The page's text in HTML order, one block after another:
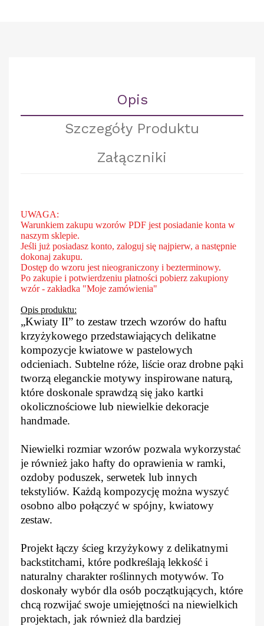
Opis
Szczegóły Produktu
Załączniki
UWAGA:
Warunkiem zakupu wzorów PDF jest posiadanie konta w
naszym sklepie.
Jeśli już posiadasz konto, zaloguj się najpierw, a następnie
dokonaj zakupu.
Dostęp do wzoru jest nieograniczony i bezterminowy.
Po zakupie i potwierdzeniu płatności pobierz zakupiony
wzór - zakładka "Moje zamówienia"
Opis produktu:
„Kwiaty II” to zestaw trzech wzorów do haftu
krzyżykowego przedstawiających delikatne
kompozycje kwiatowe w pastelowych
odcieniach. Subtelne róże, liście oraz drobne pąki
tworzą eleganckie motywy inspirowane naturą,
które doskonale sprawdzą się jako kartki
okolicznościowe lub niewielkie dekoracje
handmade.
Niewielki rozmiar wzorów pozwala wykorzystać
je również jako hafty do oprawienia w ramki,
ozdoby poduszek, serwetek lub innych
tekstyliów. Każdą kompozycję można wyszyć
osobno albo połączyć w spójny, kwiatowy
zestaw.
Projekt łączy ścieg krzyżykowy z delikatnymi
backstitchami, które podkreślają lekkość i
naturalny charakter roślinnych motywów. To
doskonały wybór dla osób początkujących, które
chcą rozwijać swoje umiejętności na niewielkich
projektach, jak również dla bardziej